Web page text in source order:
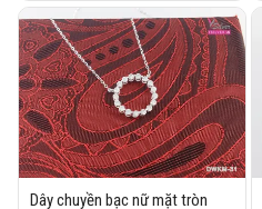
Dây chuyền bạc nữ mặt tròn